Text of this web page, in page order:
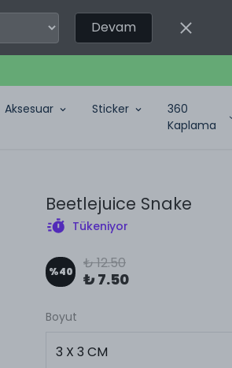
Devam
Aksesuar Sticker
360
Kaplama
Beetlejuice Snake
Tükeniyor
%40 ₺ 12.50
₺ 7.50
Boyut